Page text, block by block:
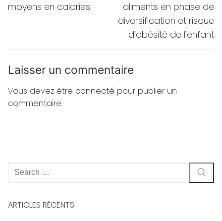
moyens en calories
aliments en phase de
diversification et risque
d’obésité de l’enfant
Laisser un commentaire
Vous devez être connecté pour publier un
commentaire.
Rechercher
:
ARTICLES RÉCENTS